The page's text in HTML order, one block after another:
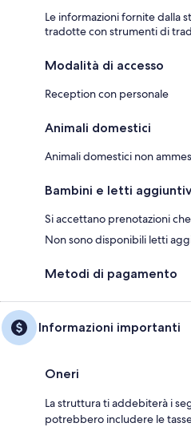
Le informazioni fornite dalla
tradotte con strumenti di
Modalità di accesso
Reception con personale
Animali domestici
Animali domestici non
Bambini e letti
Si accettano prenotazioni
Non sono disponibili letti
Metodi di pagamento
Informazioni importanti
Oneri
La struttura ti addebiterà i
potrebbero includere le